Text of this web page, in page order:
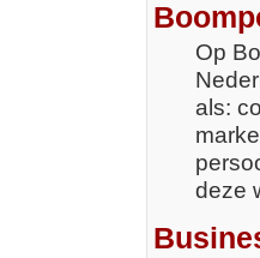
Op
als:
deze